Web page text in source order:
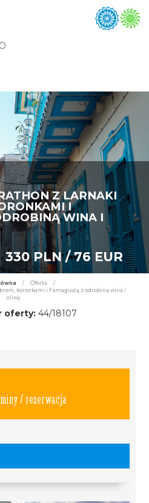
Z LARNAKI
I
WINA I
330 PLN / 76 EUR
/ Oferta
/
koronkami i Famagustą z odrobiną wina i
oliwy
oferty:44/18107
/ rezerwacja